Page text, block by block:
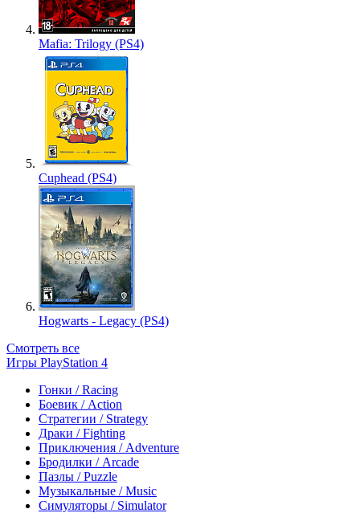
Mafia: Trilogy (PS4)
Cuphead (PS4)
Hogwarts - Legacy (PS4)
Смотреть все
Игры PlayStation 4
Гонки / Racing
Боевик / Action
Стратегии / Strategy
Драки / Fighting
Приключения / Adventure
Бродилки / Arcade
Пазлы / Puzzle
Музыкальные / Music
Симуляторы / Simulator